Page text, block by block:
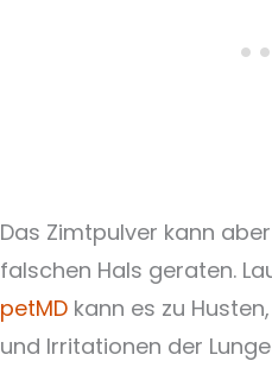
Das Zimtpulver kann
falschen Hals geraten.
petMD kann es zu
und Irritationen der